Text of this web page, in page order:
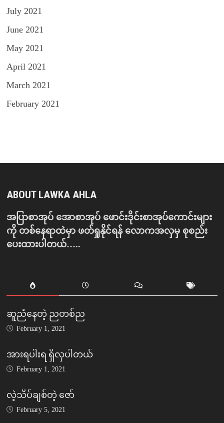
July 2021
June 2021
May 2021
April 2021
March 2021
February 2021
ABOUT LAWKA AHLA
အပြာစာအုပ် အောစာအုပ် ဖောင်းဒိုင်းစာအုပ်ကောင်းများ
ကို တစ်နေရာထဲမှာ ဖတ်ရှုနိုင်ရန် လောကအလှမှ စုစည်း
ပေးထားပါတယ်…..
ဆူညံနေတဲ့ ညတစ်ည
February 1, 2021
အားရပါးရ ရှိလှပါတယ်
February 1, 2021
လဲ့သိပ်ချစ်တဲ့ ဇော်
February 5, 2021